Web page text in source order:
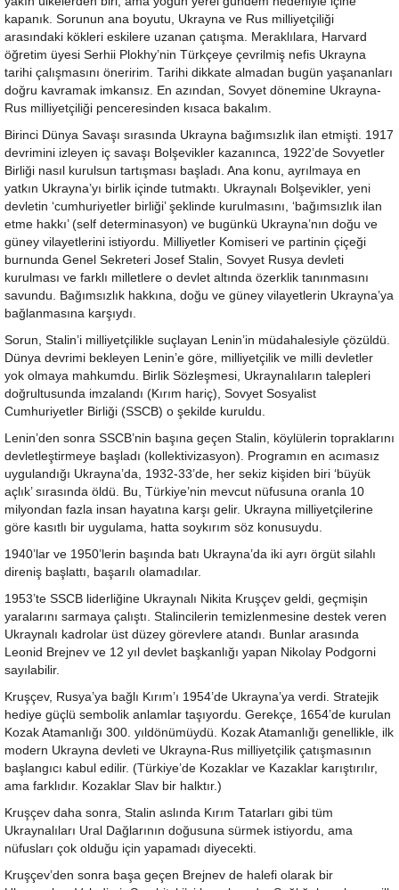
kapanık. Sorunun ana boyutu, Ukrayna ve Rus milliyetçiliği
arasındaki kökleri eskilere uzanan çatışma. Meraklılara, Harvard
öğretim üyesi Serhii Plokhy’nin Türkçeye çevrilmiş nefis Ukrayna
tarihi çalışmasını öneririm. Tarihi dikkate almadan bugün yaşananları
doğru kavramak imkansız. En azından, Sovyet dönemine Ukrayna-
Rus milliyetçiliği penceresinden kısaca bakalım.
Birinci Dünya Savaşı sırasında Ukrayna bağımsızlık ilan etmişti. 1917
devrimini izleyen iç savaşı Bolşevikler kazanınca, 1922’de Sovyetler
Birliği nasıl kurulsun tartışması başladı. Ana konu, ayrılmaya en
yatkın Ukrayna’yı birlik içinde tutmaktı. Ukraynalı Bolşevikler, yeni
devletin ‘cumhuriyetler birliği’ şeklinde kurulmasını, ‘bağımsızlık ilan
etme hakkı’ (self determinasyon) ve bugünkü Ukrayna’nın doğu ve
güney vilayetlerini istiyordu. Milliyetler Komiseri ve partinin çiçeği
burnunda Genel Sekreteri Josef Stalin, Sovyet Rusya devleti
kurulması ve farklı milletlere o devlet altında özerklik tanınmasını
savundu. Bağımsızlık hakkına, doğu ve güney vilayetlerin Ukrayna’ya
bağlanmasına karşıydı.
Sorun, Stalin’i milliyetçilikle suçlayan Lenin’in müdahalesiyle çözüldü.
Dünya devrimi bekleyen Lenin’e göre, milliyetçilik ve milli devletler
yok olmaya mahkumdu. Birlik Sözleşmesi, Ukraynalıların talepleri
doğrultusunda imzalandı (Kırım hariç), Sovyet Sosyalist
Cumhuriyetler Birliği (SSCB) o şekilde kuruldu.
Lenin’den sonra SSCB’nin başına geçen Stalin, köylülerin topraklarını
devletleştirmeye başladı (kollektivizasyon). Programın en acımasız
uygulandığı Ukrayna’da, 1932-33’de, her sekiz kişiden biri ‘büyük
açlık’ sırasında öldü. Bu, Türkiye’nin mevcut nüfusuna oranla 10
milyondan fazla insan hayatına karşı gelir. Ukrayna milliyetçilerine
göre kasıtlı bir uygulama, hatta soykırım söz konusuydu.
1940’lar ve 1950’lerin başında batı Ukrayna’da iki ayrı örgüt silahlı
direniş başlattı, başarılı olamadılar.
1953’te SSCB liderliğine Ukraynalı Nikita Kruşçev geldi, geçmişin
yaralarını sarmaya çalıştı. Stalincilerin temizlenmesine destek veren
Ukraynalı kadrolar üst düzey görevlere atandı. Bunlar arasında
Leonid Brejnev ve 12 yıl devlet başkanlığı yapan Nikolay Podgorni
sayılabilir.
Kruşçev, Rusya’ya bağlı Kırım’ı 1954’de Ukrayna’ya verdi. Stratejik
hediye güçlü sembolik anlamlar taşıyordu. Gerekçe, 1654’de kurulan
Kozak Atamanlığı 300. yıldönümüydü. Kozak Atamanlığı genellikle, ilk
modern Ukrayna devleti ve Ukrayna-Rus milliyetçilik çatışmasının
başlangıcı kabul edilir. (Türkiye’de Kozaklar ve Kazaklar karıştırılır,
ama farklıdır. Kozaklar Slav bir halktır.)
Kruşçev daha sonra, Stalin aslında Kırım Tatarları gibi tüm
Ukraynalıları Ural Dağlarının doğusuna sürmek istiyordu, ama
nüfusları çok olduğu için yapamadı diyecekti.
Kruşçev’den sonra başa geçen Brejnev de halefi olarak bir